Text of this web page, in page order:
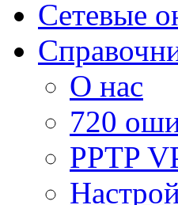
Сетевые
О нас
720
PPTP